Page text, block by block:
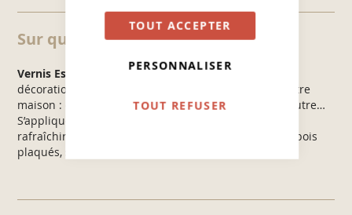
TOUT ACCEPTER
PERSONNALISER
TOUT REFUSER
Sur quels supports ?
Vernis Esprit Indus’ Satinest recommandé pour la
décoration des meubles et boiseries intérieurs de votre
maison : commode, chevet, porte, placard, chaise, poutre…
S’applique directement sur tous types de supports à
rafraîchir ou à customiser : bois vernis, bois lasurés, bois
plaqués, stratifiés, mélaminés, OSB, médium…